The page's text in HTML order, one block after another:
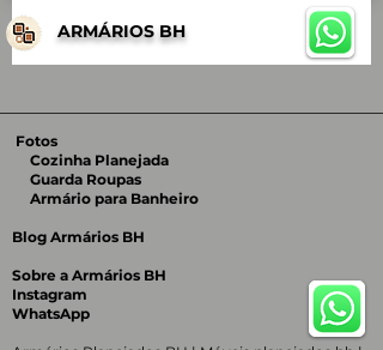
ARMÁRIOS BH
Fotos
Cozinha Planejada
Guarda Roupas
Armário para Banheiro
Blog Armários BH
Sobre a Armários BH
Instagram
WhatsApp